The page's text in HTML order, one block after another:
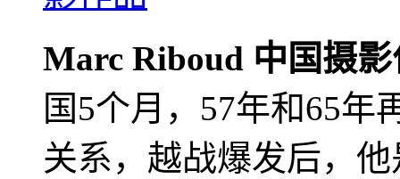
Marc Riboud 中国摄
国5个月，57年和65年
关系，越战爆发后，